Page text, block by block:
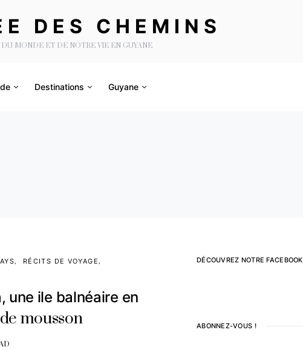
DES CHEMINS
MONDE ET DE NOTRE VIE EN GUYANE
Destinations Guyane
RÉCITS DE VOYAGE
une ile balnéaire en
mousson
DÉCOUVREZ NOTRE FACEBOOK
ABONNEZ-VOUS !